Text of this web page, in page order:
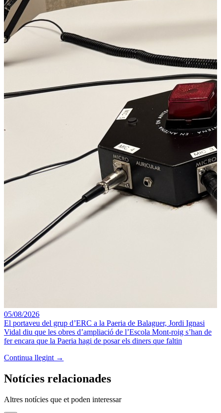
05/08/2026
El portaveu del grup d’ERC a la Paeria de Balaguer, Jordi Ignasi
Vidal diu que les obres d’ampliació de l’Escola Mont-roig s’han de
fer encara que la Paeria hagi de posar els diners que faltin
Continua llegint →
Notícies relacionades
Altres notícies que et poden interessar